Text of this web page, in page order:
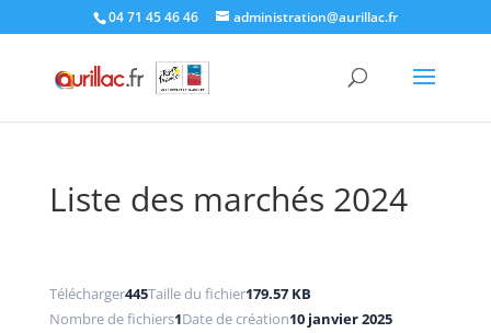
04 71 45 46 46 administration@aurillac.fr
Liste des marchés 2024
Télécharger445Taille du fichier179.57 KB
Nombre de fichiers1Date de création10 janvier 2025